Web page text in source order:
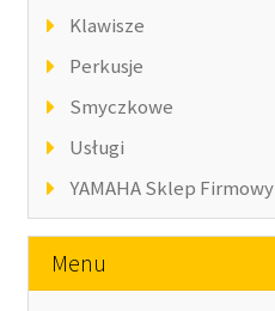
Klawisze
Perkusje
Smyczkowe
Usługi
YAMAHA Sklep Firmowy
Menu